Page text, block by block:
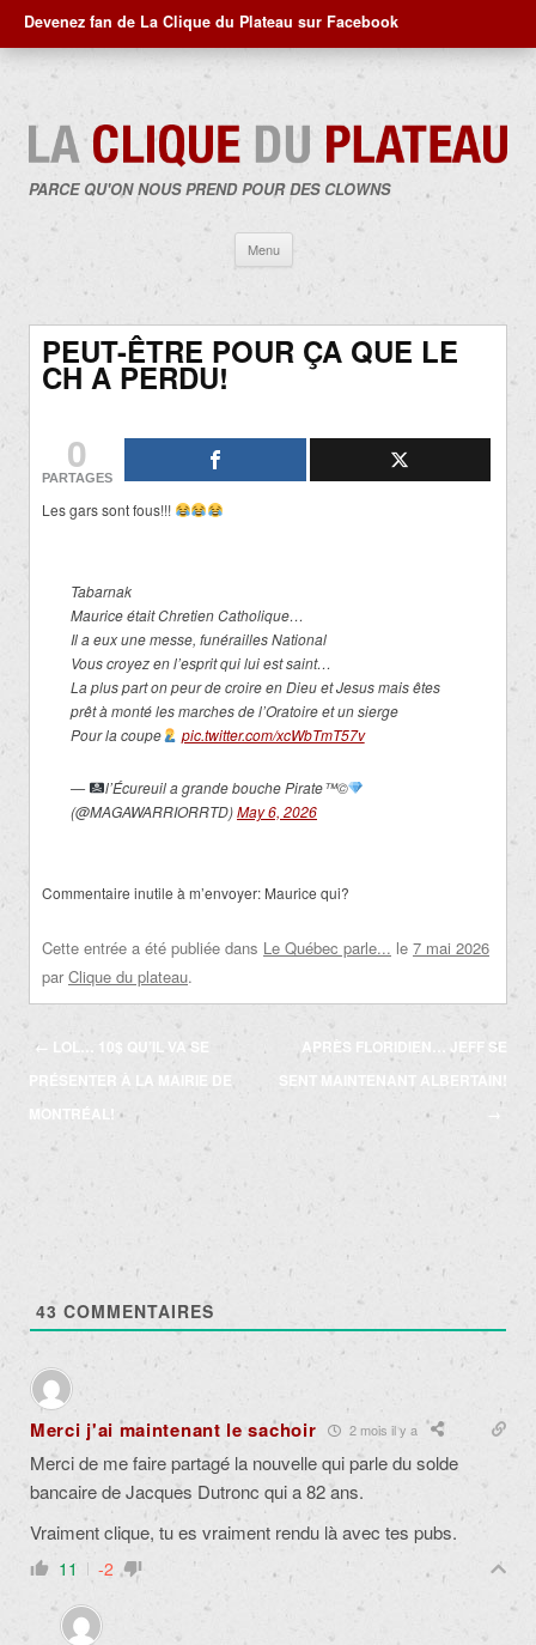
Devenez fan de La Clique du Plateau sur Facebook
PARCE QU'ON NOUS PREND POUR DES CLOWNS
Menu
contenu
PEUT-ÊTRE POUR ÇA QUE LE
CH A PERDU!
0
PARTAGES
Les gars sont fous!!!
Tabarnak
Maurice était Chretien Catholique…
Il a eux une messe, funérailles National
Vous croyez en l’esprit qui lui est saint…
La plus part on peur de croire en Dieu et Jesus mais êtes
prêt à monté les marches de l’Oratoire et un sierge
Pour la coupe
pic.twitter.com/xcWbTmT57v
— l’Écureuil a grande bouche Pirate™️©️
(@MAGAWARRIORRTD)May 6, 2026
Commentaire inutile à m’envoyer: Maurice qui?
Cette entrée a été publiée dans Le Québec parle... le 7 mai 2026
par Clique du plateau.
Navigation
articles
←
LOL… 10$ QU’IL VA SE
PRÉSENTER À LA MAIRIE DE
MONTRÉAL!
APRÈS FLORIDIEN… JEFF SE
SENT MAINTENANT ALBERTAIN!
→
43 COMMENTAIRES
Merci j'ai maintenant le sachoir 2 mois il y a
Merci de me faire partagé la nouvelle qui parle du solde
bancaire de Jacques Dutronc qui a 82 ans.
Vraiment clique, tu es vraiment rendu là avec tes pubs.
11 -2